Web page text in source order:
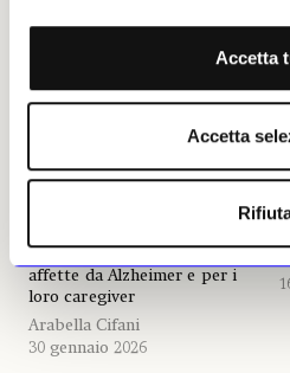
Accetta
Accetta
i livelli di stress e rabbia
Un progetto ideato dalla
Torino con il supporto di
ANCoS Roma e Provincia e il
contributo della Compagnia di
San Paolo mette il museo al
formazione per gli operatori e
inclusione per le persone
affette da Alzheimer e per i
loro caregiver
Arabella Cifani
30 gennaio 2026